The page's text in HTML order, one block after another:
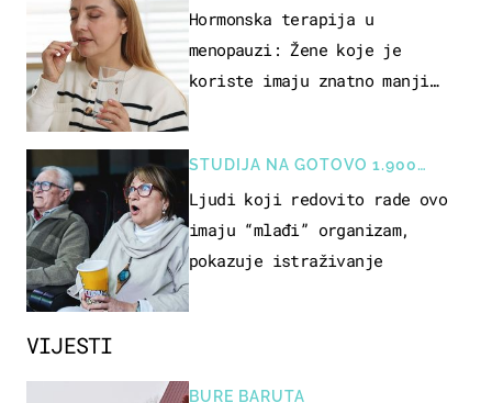
VIJESTI
BURE BARUTA
Hormonska terapija u
menopauzi: Žene koje je
koriste imaju znatno manji
STUDIJA NA GOTOVO 1.900
OSOBA
Ljudi koji redovito rade ovo
imaju “mlađi” organizam,
pokazuje istraživanje